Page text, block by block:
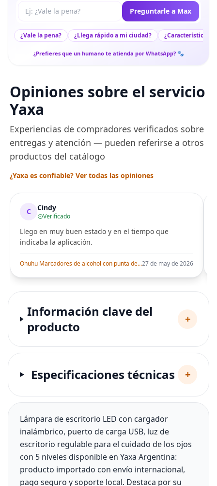
Tu pregunta a Max Preguntarle a Max
¿Vale la pena? ¿Llega rápido a mi ciudad? ¿Características
¿Prefieres que un humano te atienda por WhatsApp? 🐾
Opiniones sobre el servicio
Yaxa
Experiencias de compradores verificados sobre
entregas y atención — pueden referirse a otros
productos del catálogo
¿Yaxa es confiable? Ver todas las opiniones
C Cindy
Verificado
Llego en muy buen estado y en el tiempo que
indicaba la aplicación.
Ohuhu Marcadores de alcohol con punta de pincel – Juego de marcadores artísticos de doble punta con certificación AP para artistas adultos27 de may de 2026
Información clave del
producto
+
Especificaciones técnicas +
Lámpara de escritorio LED con cargador
inalámbrico, puerto de carga USB, luz de
escritorio regulable para el cuidado de los ojos
con 5 niveles disponible en Yaxa Argentina:
producto importado con envío internacional,
pago seguro y soporte local. Destaca por su